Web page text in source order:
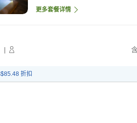
更多套餐详情
|
折扣